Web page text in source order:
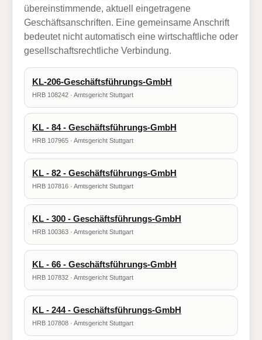
übereinstimmende, aktuell eingetragene
Geschäftsanschriften. Eine gemeinsame Anschrift
bedeutet nicht automatisch eine wirtschaftliche oder
gesellschaftsrechtliche Verbindung.
KL-206-Geschäftsführungs-GmbH
HRB 108242 · Amtsgericht Stuttgart
KL - 84 - Geschäftsführungs-GmbH
HRB 107965 · Amtsgericht Stuttgart
KL - 82 - Geschäftsführungs-GmbH
HRB 107816 · Amtsgericht Stuttgart
KL - 300 - Geschäftsführungs-GmbH
HRB 100363 · Amtsgericht Stuttgart
KL - 66 - Geschäftsführungs-GmbH
HRB 107832 · Amtsgericht Stuttgart
KL - 244 - Geschäftsführungs-GmbH
HRB 107808 · Amtsgericht Stuttgart